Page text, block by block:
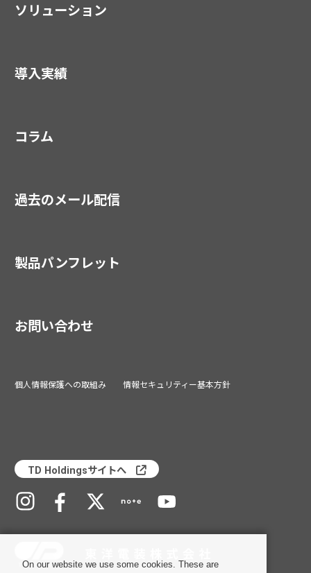
ソリューション
導入実績
コラム
過去のメール配信
製品パンフレット
お問い合わせ
個人情報保護への取組み 情報セキュリティー基本方針
TD Holdingsサイトへ
On our website we use some cookies. These are